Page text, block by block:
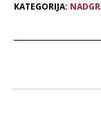
KATEGORIJA: